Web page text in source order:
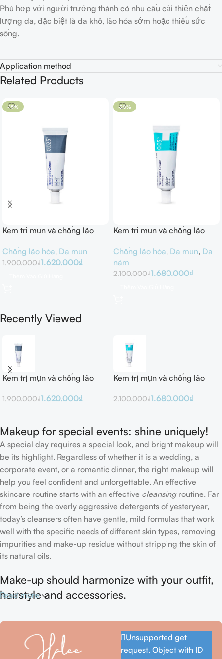
Phù hợp với người trưởng thành có nhu cầu cải thiện chất
lượng da, đặc biệt là da khô, lão hóa sớm hoặc thiếu sức
sống.
Application method
Related Products
-15%
Kem trị mụn và chống lão
Cream 20g
Chống lão hóa, Da mụn
1.900.000₫1.620.000₫
-20%
Kem trị mụn và chống lão
Cream 20g
Chống lão hóa, Da mụn, Da
nám
2.100.000₫1.680.000₫
Recently Viewed
Kem trị mụn và chống lão
Cream 20g
1.900.000₫1.620.000₫
Kem trị mụn và chống lão
Cream 20g
2.100.000₫1.680.000₫
Makeup for special events: shine uniquely!
A special day requires a special look, and bright makeup will
be its highlight. Regardless of whether it is a wedding, a
corporate event, or a romantic dinner, the right makeup will
help you feel confident and unforgettable. An effective
skincare routine starts with an effective cleansingroutine. Far
from being the overly aggressive detergents of yesteryear,
today’s cleansers often have gentle, mild formulas that work
well with the specific needs of different skin types, removing
impurities and make-up residue without stripping the skin of
its natural oils.
Make-up should harmonize with your outfit,
hairstyle and accessories.
our specialty is French pharmacy skincare. These were the
first brands we worked with and we continue to identify with
their ethos–for us, there’s nothing better than gentle skincare
Read more
Unsupported get
request. Object with ID